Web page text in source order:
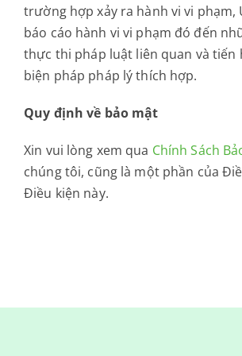
trường hợp xảy ra hành vi vi phạm,
báo cáo hành vi vi phạm đó đến
thực thi pháp luật liên quan và tiến
biện pháp pháp lý thích hợp.
Quy định về bảo mật
Xin vui lòng xem qua Chính Sách
chúng tôi, cũng là một phần của
Điều kiện này.